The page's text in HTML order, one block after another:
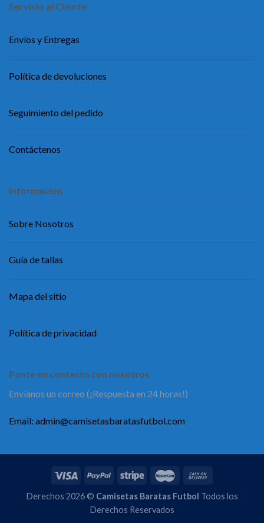
Servicio al Cliente
Envíos y Entregas
Política de devoluciones
Seguimiento del pedido
Contáctenos
Información
Sobre Nosotros
Guía de tallas
Mapa del sitio
Política de privacidad
Ponte en contacto con nosotros
Envíanos un correo (¡Respuesta en 24 horas!)
Email: admin@camisetasbaratasfutbol.com
Derechos 2026 © Camisetas Baratas Futbol Todos los
Derechos Reservados